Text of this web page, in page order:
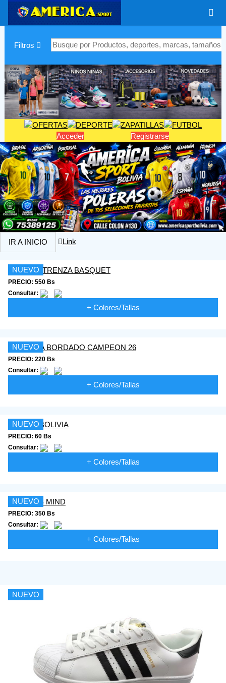
Filtros
Acceder Registrarse
IR A INICIO Link
NUEVO
PRECIO: 550 Bs
Consultar:
+ Colores/Tallas
NUEVO
PRECIO: 220 Bs
Consultar:
+ Colores/Tallas
NUEVO
PRECIO: 60 Bs
Consultar:
+ Colores/Tallas
NUEVO
PRECIO: 350 Bs
Consultar:
+ Colores/Tallas
NUEVO